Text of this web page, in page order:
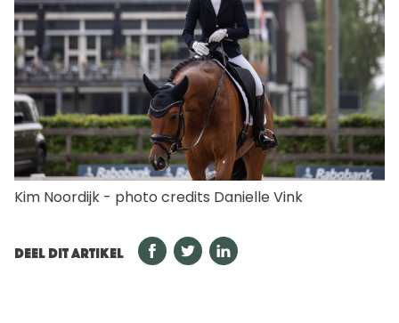
Kim Noordijk - photo credits Danielle Vink
DEEL DIT ARTIKEL